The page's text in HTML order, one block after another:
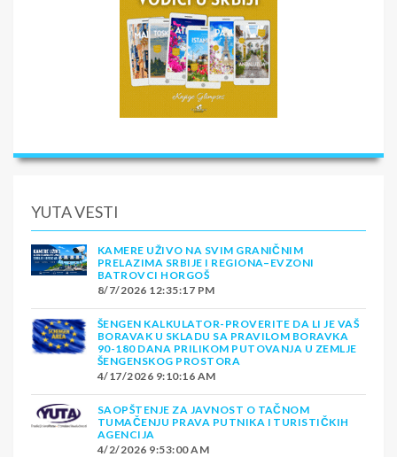
YUTA VESTI
KAMERE UŽIVO NA SVIM GRANIČNIM
PRELAZIMA SRBIJE I REGIONA–EVZONI
BATROVCI HORGOŠ
8/7/2026 12:35:17 PM
ŠENGEN KALKULATOR-PROVERITE DA LI JE VAŠ
BORAVAK U SKLADU SA PRAVILOM BORAVKA
90-180 DANA PRILIKOM PUTOVANJA U ZEMLJE
ŠENGENSKOG PROSTORA
4/17/2026 9:10:16 AM
SAOPŠTENJE ZA JAVNOST O TAČNOM
TUMAČENJU PRAVA PUTNIKA I TURISTIČKIH
AGENCIJA
4/2/2026 9:53:00 AM